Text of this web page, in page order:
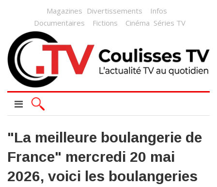
Magazines Divertissements
Infos
Documentaires
Fictions Cinéma Séries TV
"La meilleure boulangerie de
France" mercredi 20 mai
2026, voici les boulangeries